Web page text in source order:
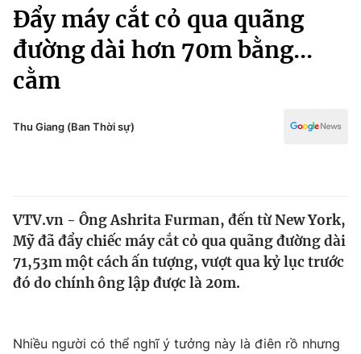
Chuyên mục
Chính trị
Xã hội
Pháp luật
Thế giới
Tin tức
Thế giới đó đây
Kinh tế
Thị trường
Kinh tế
Thể thao
Truyền hình
Văn hóa - Giải trí
Công nghệ
Đẩy máy cắt cỏ qua quãng
đường dài hơn 70m bằng...
cằm
Thu Giang (Ban Thời sự)
VTV.vn - Ông Ashrita Furman, đến từ New York,
Mỹ đã đẩy chiếc máy cắt cỏ qua quãng đường dài
71,53m một cách ấn tượng, vượt qua kỷ lục trước
đó do chính ông lập được là 20m.
Nhiều người có thể nghĩ ý tưởng này là điên rồ nhưng